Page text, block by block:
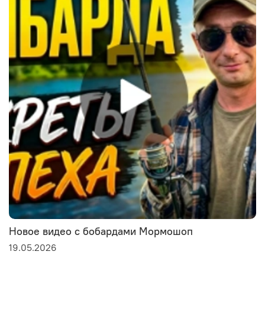
Новое видео с бобардами Мормошоп
19.05.2026